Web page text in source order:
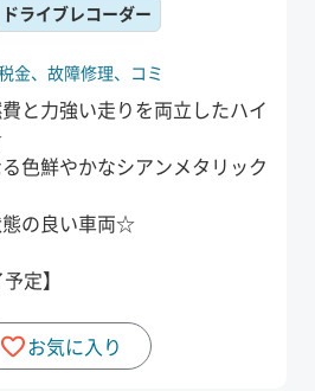
金、 故障修理、 コミ
と力強い走りを両立したハイ
色鮮やかなシアンメタリック
の良い車両☆
定】
ドライブレコーダー
お気に入り